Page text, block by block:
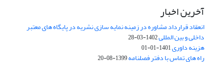
آخرین اخبار
انعقاد قرارداد مشاوره در زمینه نمایه سازی نشریه در پایگاه های معتبر
داخلی و بین المللی1402-03-28
هزینه داوری1401-01-01
راه های تماس با دفتر فصلنامه1399-08-20